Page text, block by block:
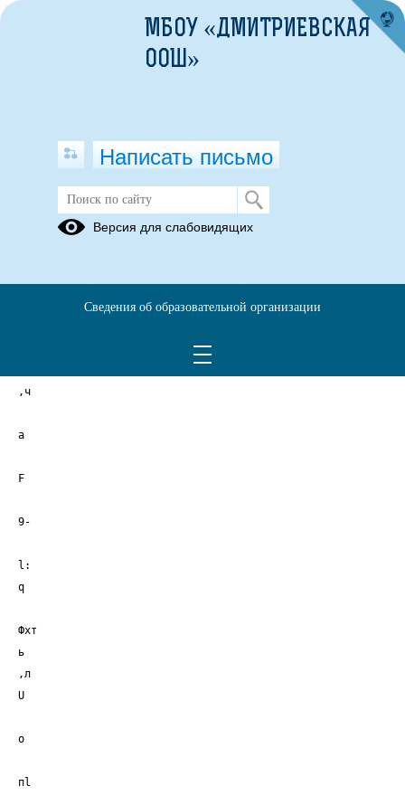
ПФХД от 12.09.2025
Опубликовано на сайте
13 января 2026
,ч
a
F
9-
l:
q
Фхт
ь
,л
U
о
пl
МБОУ «ДМИТРИЕВСКАЯ
ООШ»
Написать письмо
Версия для слабовидящих
Сведения об образовательной организации